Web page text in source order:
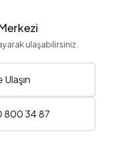
ulaşabilirsiniz.
Ulaşın
800 34 87